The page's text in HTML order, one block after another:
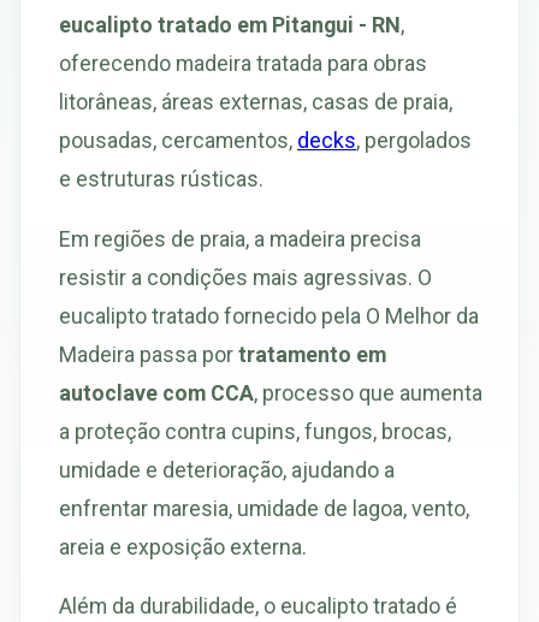
eucalipto tratado em Pitangui - RN,
oferecendo madeira tratada para obras
litorâneas, áreas externas, casas de praia,
pousadas, cercamentos, decks, pergolados
e estruturas rústicas.
Em regiões de praia, a madeira precisa
resistir a condições mais agressivas. O
eucalipto tratado fornecido pela O Melhor da
Madeira passa portratamento em
autoclave com CCA, processo que aumenta
a proteção contra cupins, fungos, brocas,
umidade e deterioração, ajudando a
enfrentar maresia, umidade de lagoa, vento,
areia e exposição externa.
Além da durabilidade, o eucalipto tratado é